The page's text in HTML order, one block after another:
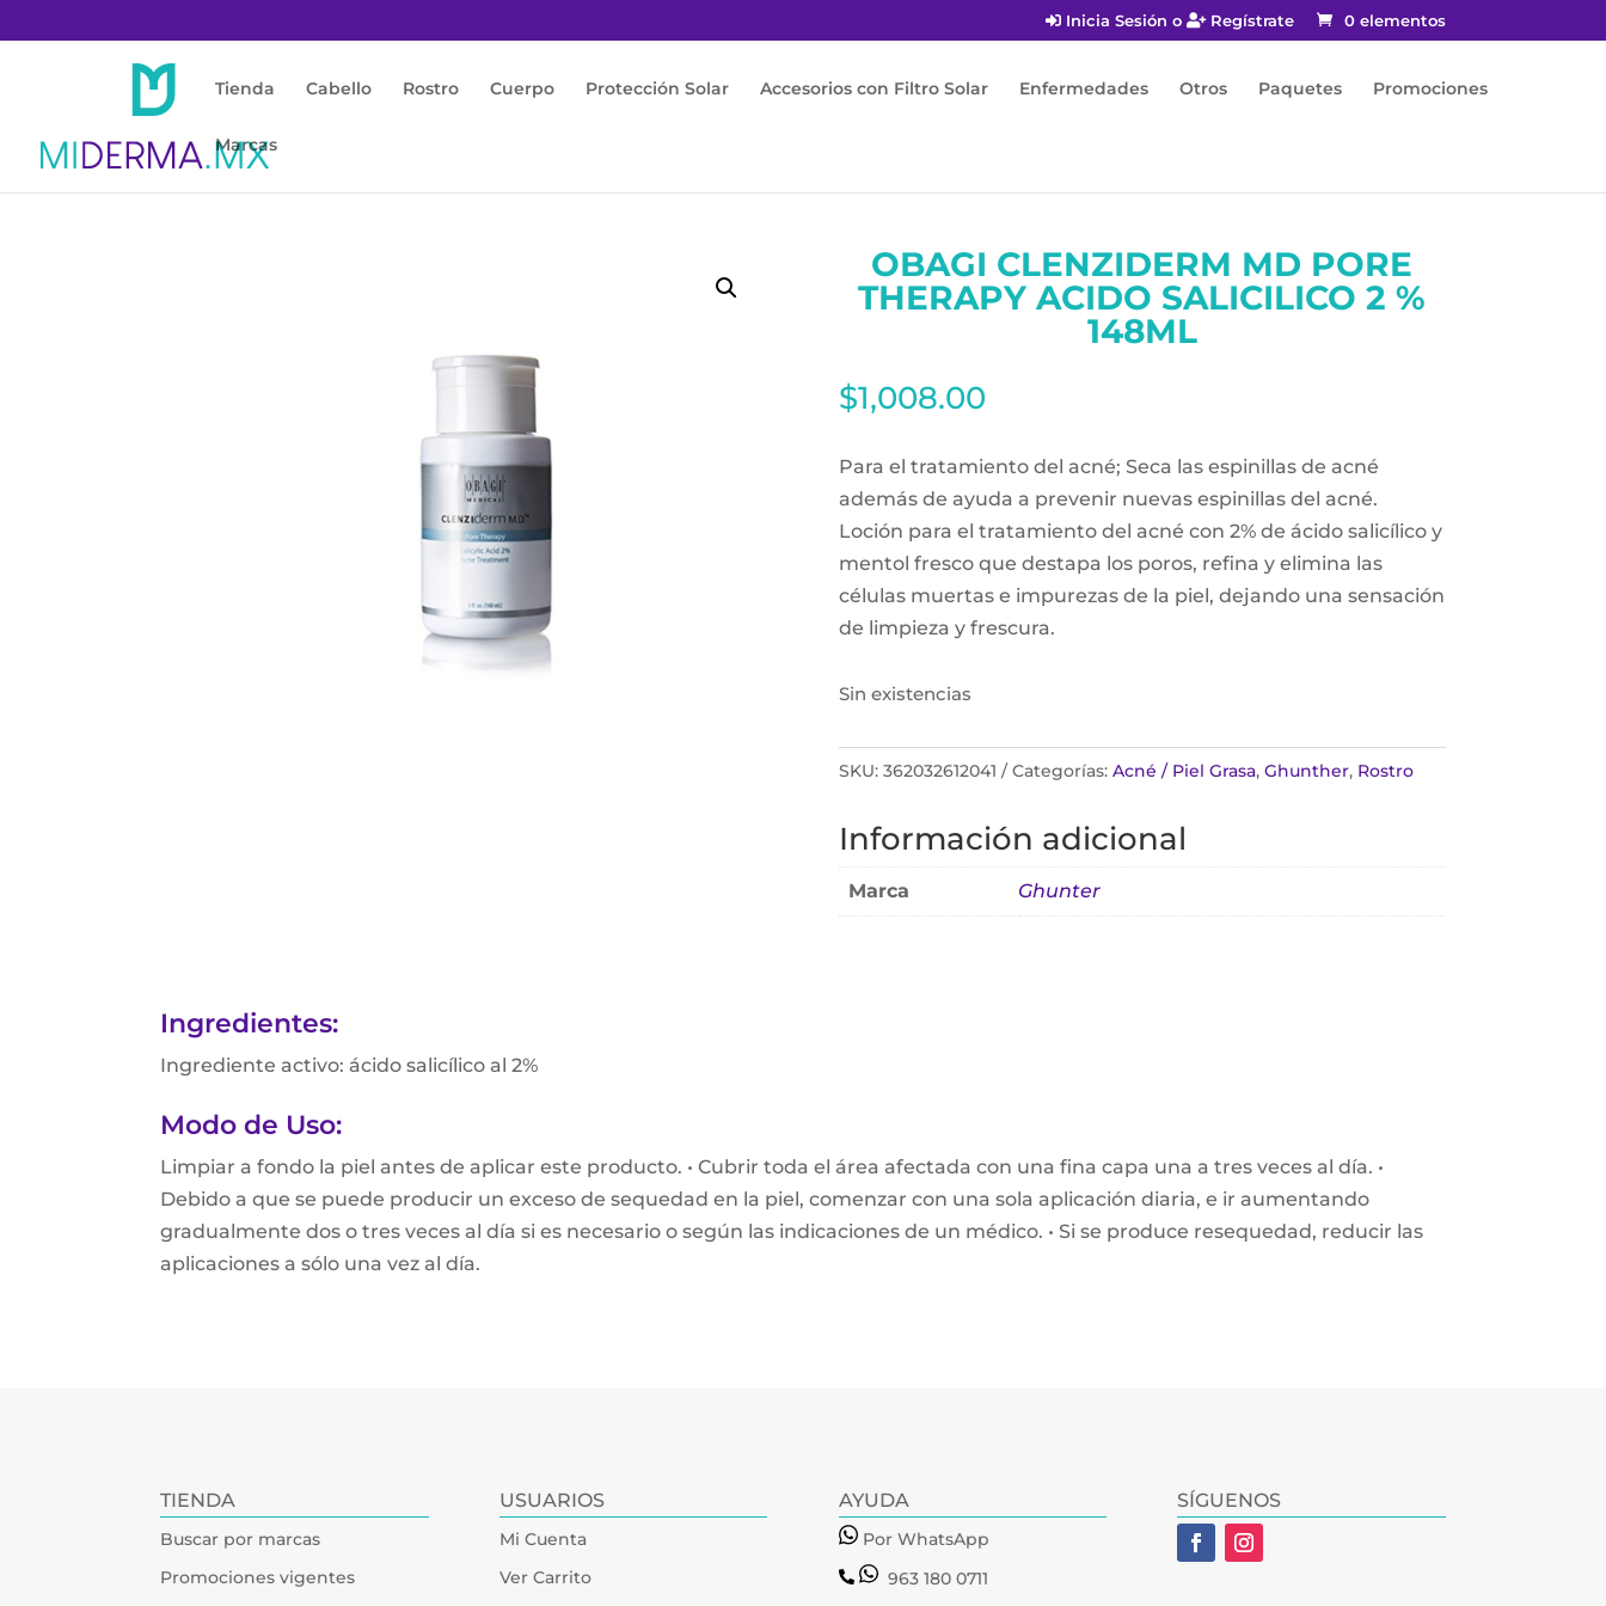
Inicia Sesión o Regístrate 0 elementos
Tienda Cabello Rostro Cuerpo Protección Solar Accesorios con Filtro Solar Enfermedades Otros Paquetes Promociones
Marcas
OBAGI CLENZIDERM MD PORE
THERAPY ACIDO SALICILICO 2 %
148ML
$1,008.00
Para el tratamiento del acné; Seca las espinillas de acné
además de ayuda a prevenir nuevas espinillas del acné.
Loción para el tratamiento del acné con 2% de ácido salicílico y
mentol fresco que destapa los poros, refina y elimina las
células muertas e impurezas de la piel, dejando una sensación
de limpieza y frescura.
Sin existencias
SKU: 362032612041 Categorías: Acné / Piel Grasa, Ghunther, Rostro
Información adicional
Marca Ghunter
Ingredientes:
Ingrediente activo: ácido salicílico al 2%
Modo de Uso:
Limpiar a fondo la piel antes de aplicar este producto. • Cubrir toda el área afectada con una fina capa una a tres veces al día. •
Debido a que se puede producir un exceso de sequedad en la piel, comenzar con una sola aplicación diaria, e ir aumentando
gradualmente dos o tres veces al día si es necesario o según las indicaciones de un médico. • Si se produce resequedad, reducir las
aplicaciones a sólo una vez al día.
TIENDA
Buscar por marcas
Promociones vigentes
USUARIOS
Mi Cuenta
Ver Carrito
AYUDA
Por WhatsApp
963 180 0711
SÍGUENOS